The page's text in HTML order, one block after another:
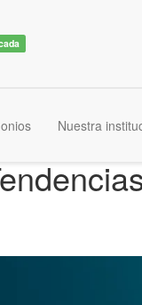
Nuestra